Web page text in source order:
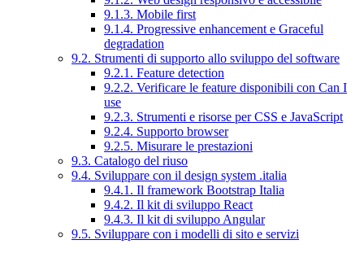
9.1.3. Mobile first
9.1.4. Progressive enhancement e Graceful
degradation
9.2. Strumenti di supporto allo sviluppo del software
9.2.1. Feature detection
9.2.2. Verificare le feature disponibili con Can I
use
9.2.3. Strumenti e risorse per CSS e JavaScript
9.2.4. Supporto browser
9.2.5. Misurare le prestazioni
9.3. Catalogo del riuso
9.4. Sviluppare con il design system .italia
9.4.1. Il framework Bootstrap Italia
9.4.2. Il kit di sviluppo React
9.4.3. Il kit di sviluppo Angular
9.5. Sviluppare con i modelli di sito e servizi